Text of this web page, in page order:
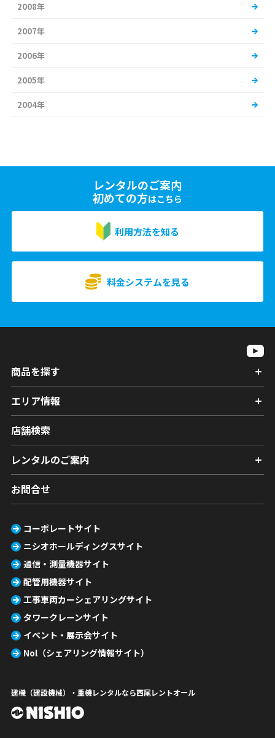
2008年
2007年
2006年
2005年
2004年
レンタルのご案内
初めての方はこちら
利用方法を知る
料金システムを見る
商品を探す
エリア情報
店舗検索
レンタルのご案内
お問合せ
コーポレートサイト
ニシオホールディングスサイト
通信・測量機器サイト
配管用機器サイト
工事車両カーシェアリングサイト
タワークレーンサイト
イベント・展示会サイト
Nol（シェアリング情報サイト）
建機（建設機械）・重機レンタルなら西尾レントオール